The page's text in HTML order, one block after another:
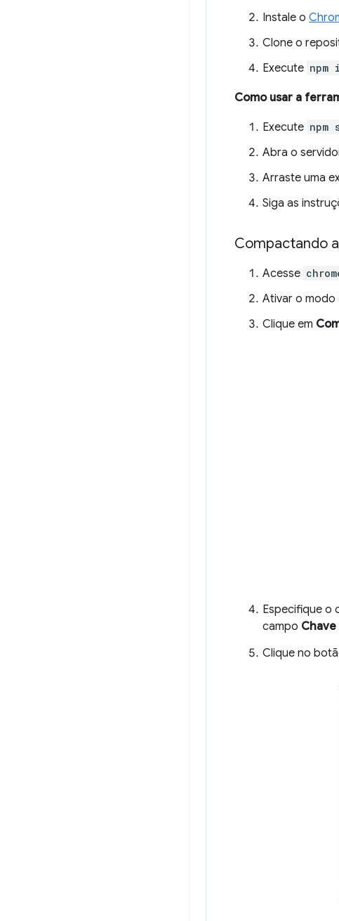
Instale o
Clone o
Execute
Como usar a
Execute npm
Abra o
Arraste uma
Siga as
Compactando
Acesse
Ativar o modo
Clique em
Especifique o
campo
Clique no